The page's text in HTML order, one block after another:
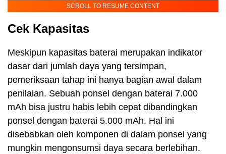
SCROLL TO RESUME CONTENT
Cek Kapasitas
Meskipun kapasitas baterai merupakan indikator
dasar dari jumlah daya yang tersimpan,
pemeriksaan tahap ini hanya bagian awal dalam
penilaian. Sebuah ponsel dengan baterai 7.000
mAh bisa justru habis lebih cepat dibandingkan
ponsel dengan baterai 5.000 mAh. Hal ini
disebabkan oleh komponen di dalam ponsel yang
mungkin mengonsumsi daya secara berlebihan.